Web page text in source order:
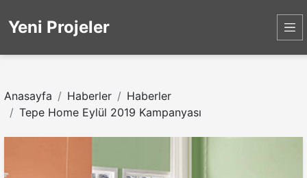
Yeni Projeler
Anasayfa Haberler
Haberler
Tepe Home Eylül 2019 Kampanyası